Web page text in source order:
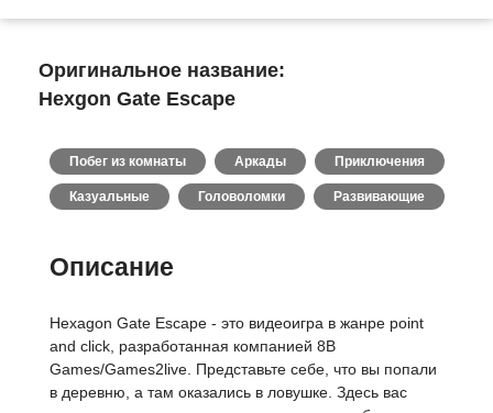
Оригинальное название:
Hexgon Gate Escape
Побег из комнаты Аркады Приключения
Казуальные Головоломки Развивающие
Описание
Hexagon Gate Escape - это видеоигра в жанре point
and click, разработанная компанией 8B
Games/Games2live. Представьте себе, что вы попали
в деревню, а там оказались в ловушке. Здесь вас